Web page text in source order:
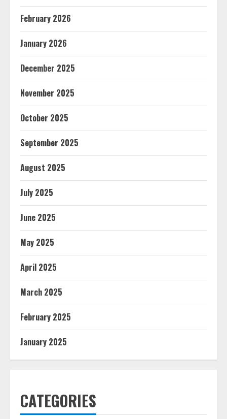
February 2026
January 2026
December 2025
November 2025
October 2025
September 2025
August 2025
July 2025
June 2025
May 2025
April 2025
March 2025
February 2025
January 2025
CATEGORIES